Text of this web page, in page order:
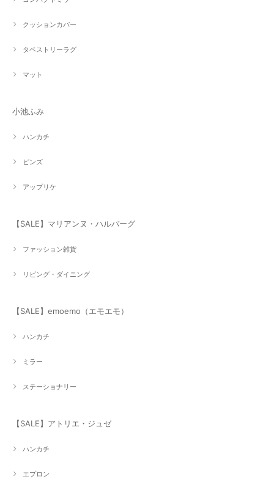
クッションカバー
タペストリーラグ
マット
小池ふみ
ハンカチ
ピンズ
アップリケ
【SALE】マリアンヌ・ハルバーグ
ファッション雑貨
リビング・ダイニング
【SALE】emoemo（エモエモ）
ハンカチ
ミラー
ステーショナリー
【SALE】アトリエ・ジュゼ
ハンカチ
エプロン